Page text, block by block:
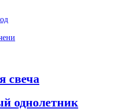
свеча
однолетник